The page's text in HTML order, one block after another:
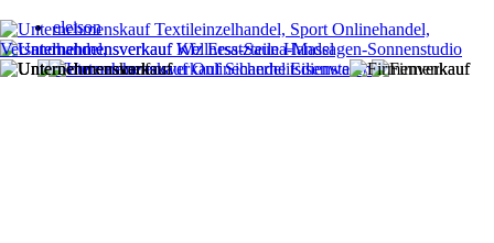
eleison